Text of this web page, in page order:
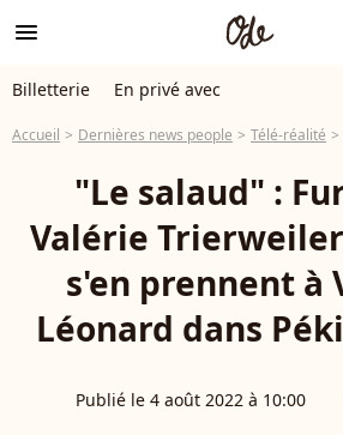
menu
Billetterie En privé avec
Accueil Dernières news people Télé-réalité
"Le salaud" :
Valérie
s'en prennent à
Léonard dans
Publié le 4 août 2022 à 10:00